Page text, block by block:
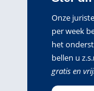
Onze
per week
het
bellen u
gratis en